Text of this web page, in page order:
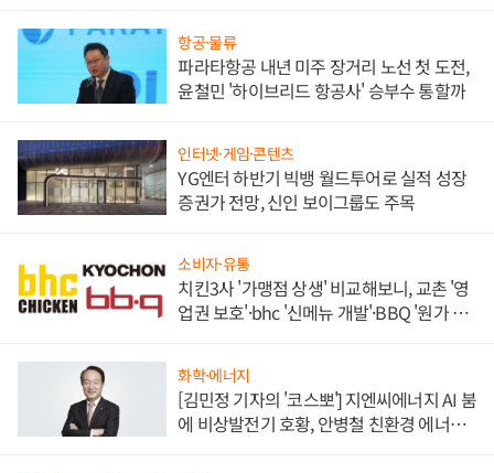
항공·물류
파라타항공 내년 미주 장거리 노선 첫 도전,
윤철민 '하이브리드 항공사' 승부수 통할까
인터넷·게임·콘텐츠
YG엔터 하반기 빅뱅 월드투어로 실적 성장
증권가 전망, 신인 보이그룹도 주목
소비자·유통
치킨3사 '가맹점 상생' 비교해보니, 교촌 '영
업권 보호'·bhc '신메뉴 개발'·BBQ '원가 부
화학·에너지
[김민정 기자의 '코스뽀'] 지엔씨에너지 AI 붐
에 비상발전기 호황, 안병철 친환경 에너지